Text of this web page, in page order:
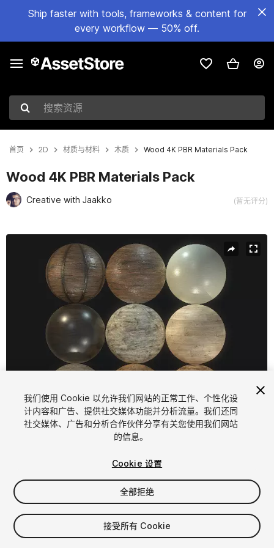
Ship faster with tools, frameworks & content for
every workflow — 50% off.
搜索资源
首页 2D 材质与材料 木质 Wood 4K PBR Materials Pack
Wood 4K PBR Materials Pack
Creative with Jaakko (暂无评分)
当前幻灯片：1 / 11
1 11
$9.99
我们使用 Cookie 以允许我们网站的正常工作、个性化设
计内容和广告、提供社交媒体功能并分析流量。我们还同
社交媒体、广告和分析合作伙伴分享有关您使用我们网站
的信息。
Cookie 设置
全部拒绝
接受所有 Cookie